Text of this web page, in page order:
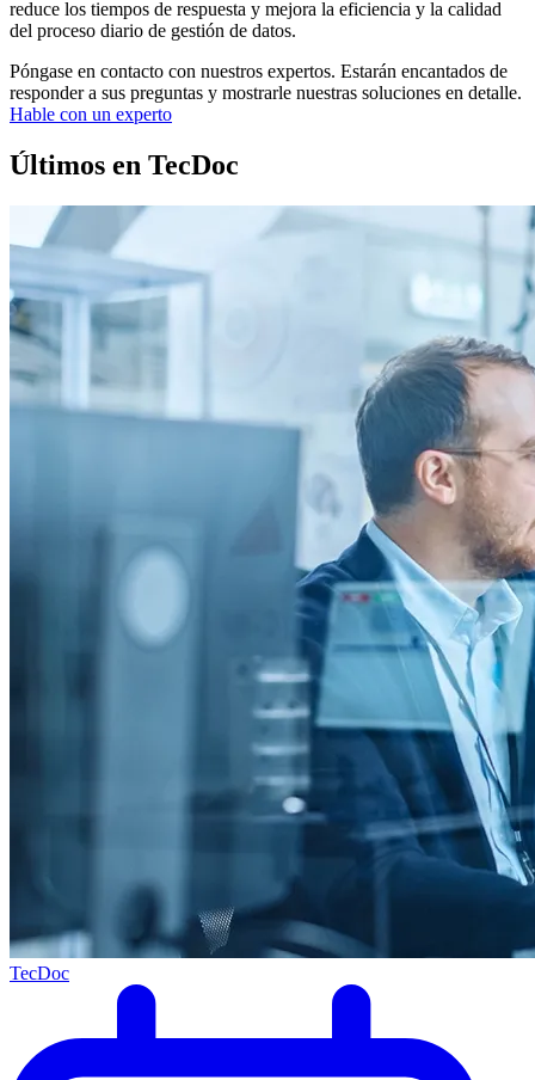
reduce los tiempos de respuesta y mejora la eficiencia y la calidad
del proceso diario de gestión de datos.
Póngase en contacto con nuestros expertos. Estarán encantados de
responder a sus preguntas y mostrarle nuestras soluciones en detalle.
Hable con un experto
Últimos en TecDoc
TecDoc